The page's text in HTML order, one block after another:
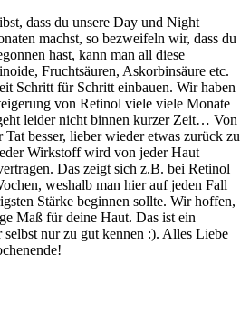
dass du unsere Day und Night
machst, so bezweifeln wir, dass du
hast, kann man all diese
Fruchtsäuren, Askorbinsäure etc.
Schritt für Schritt einbauen. Wir haben
von Retinol viele viele Monate
leider nicht binnen kurzer Zeit… Von
Tat besser, lieber wieder etwas zurück zu
Wirkstoff wird von jeder Haut
Das zeigt sich z.B. bei Retinol
weshalb man hier auf jeden Fall
Stärke beginnen sollte. Wir hoffen,
Maß für deine Haut. Das ist ein
nur zu gut kennen :). Alles Liebe